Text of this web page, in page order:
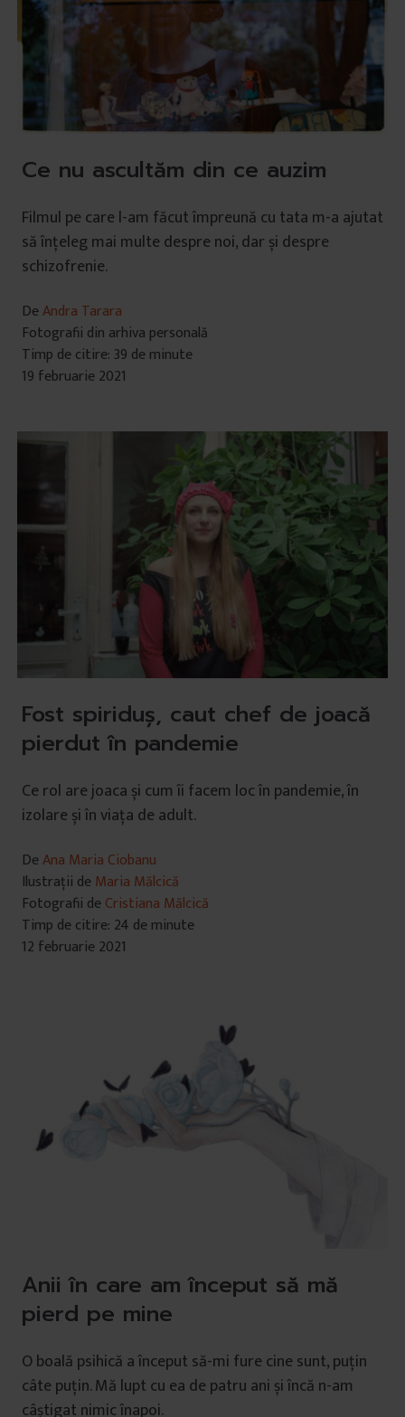
Ce nu ascultăm din ce auzim
Filmul pe care l-am făcut împreună cu tata m-a ajutat
să înțeleg mai multe despre noi, dar și despre
schizofrenie.
DeAndra Tarara
Fotografii din arhiva personală
Timp de citire: 39 de minute
19 februarie 2021
Fost spiriduș, caut chef de joacă
pierdut în pandemie
Ce rol are joaca și cum îi facem loc în pandemie, în
izolare și în viața de adult.
DeAna Maria Ciobanu
Ilustrații deMaria Mălcică
Fotografii deCristiana Mălcică
Timp de citire: 24 de minute
12 februarie 2021
Anii în care am început să mă
pierd pe mine
O boală psihică a început să-mi fure cine sunt, puțin
câte puțin. Mă lupt cu ea de patru ani și încă n-am
câștigat nimic înapoi.